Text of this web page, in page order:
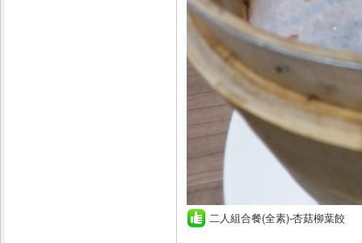
二人組合餐(全素)-杏菇柳葉餃